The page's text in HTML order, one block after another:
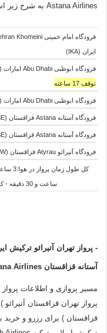
Astana Airlines به شرح زیر است:
ایران (IKA)
فرودگاه ابوظبی Abu Dhabi امارات (AUH) -
توقف 17 ساعته
فرودگاه ابوظبی Abu Dhabi امارات (AUH)
فرودگاه آستانه Astana قزاقستان (TSE)
فرودگاه آستانه Astana قزاقستان (TSE)
فرودگاه آتیرائو Atyrau قزاقستان (GUW)
ساعت و 30 دقیقه - کل طول زمان سفر:25 ساعت و 00 دقیقه
- پرواز تهران آتیرائو ترکیش
آستانه قزاقستان Air Astana Airlines
مسیر پروازی و اطلاعات
پرواز تهران قزاقستان
قزاقستان ) برای رزرو و خرید